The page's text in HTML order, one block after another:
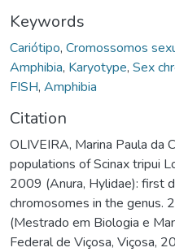
Keywords
Cariótipo, Cromossomos
Amphibia, Karyotype, Sex
FISH, Amphibia
Citation
OLIVEIRA, Marina Paula da
populations of Scinax tripui
2009 (Anura, Hylidae): first
chromosomes in the genus.
(Mestrado em Biologia e
Federal de Viçosa, Viçosa,